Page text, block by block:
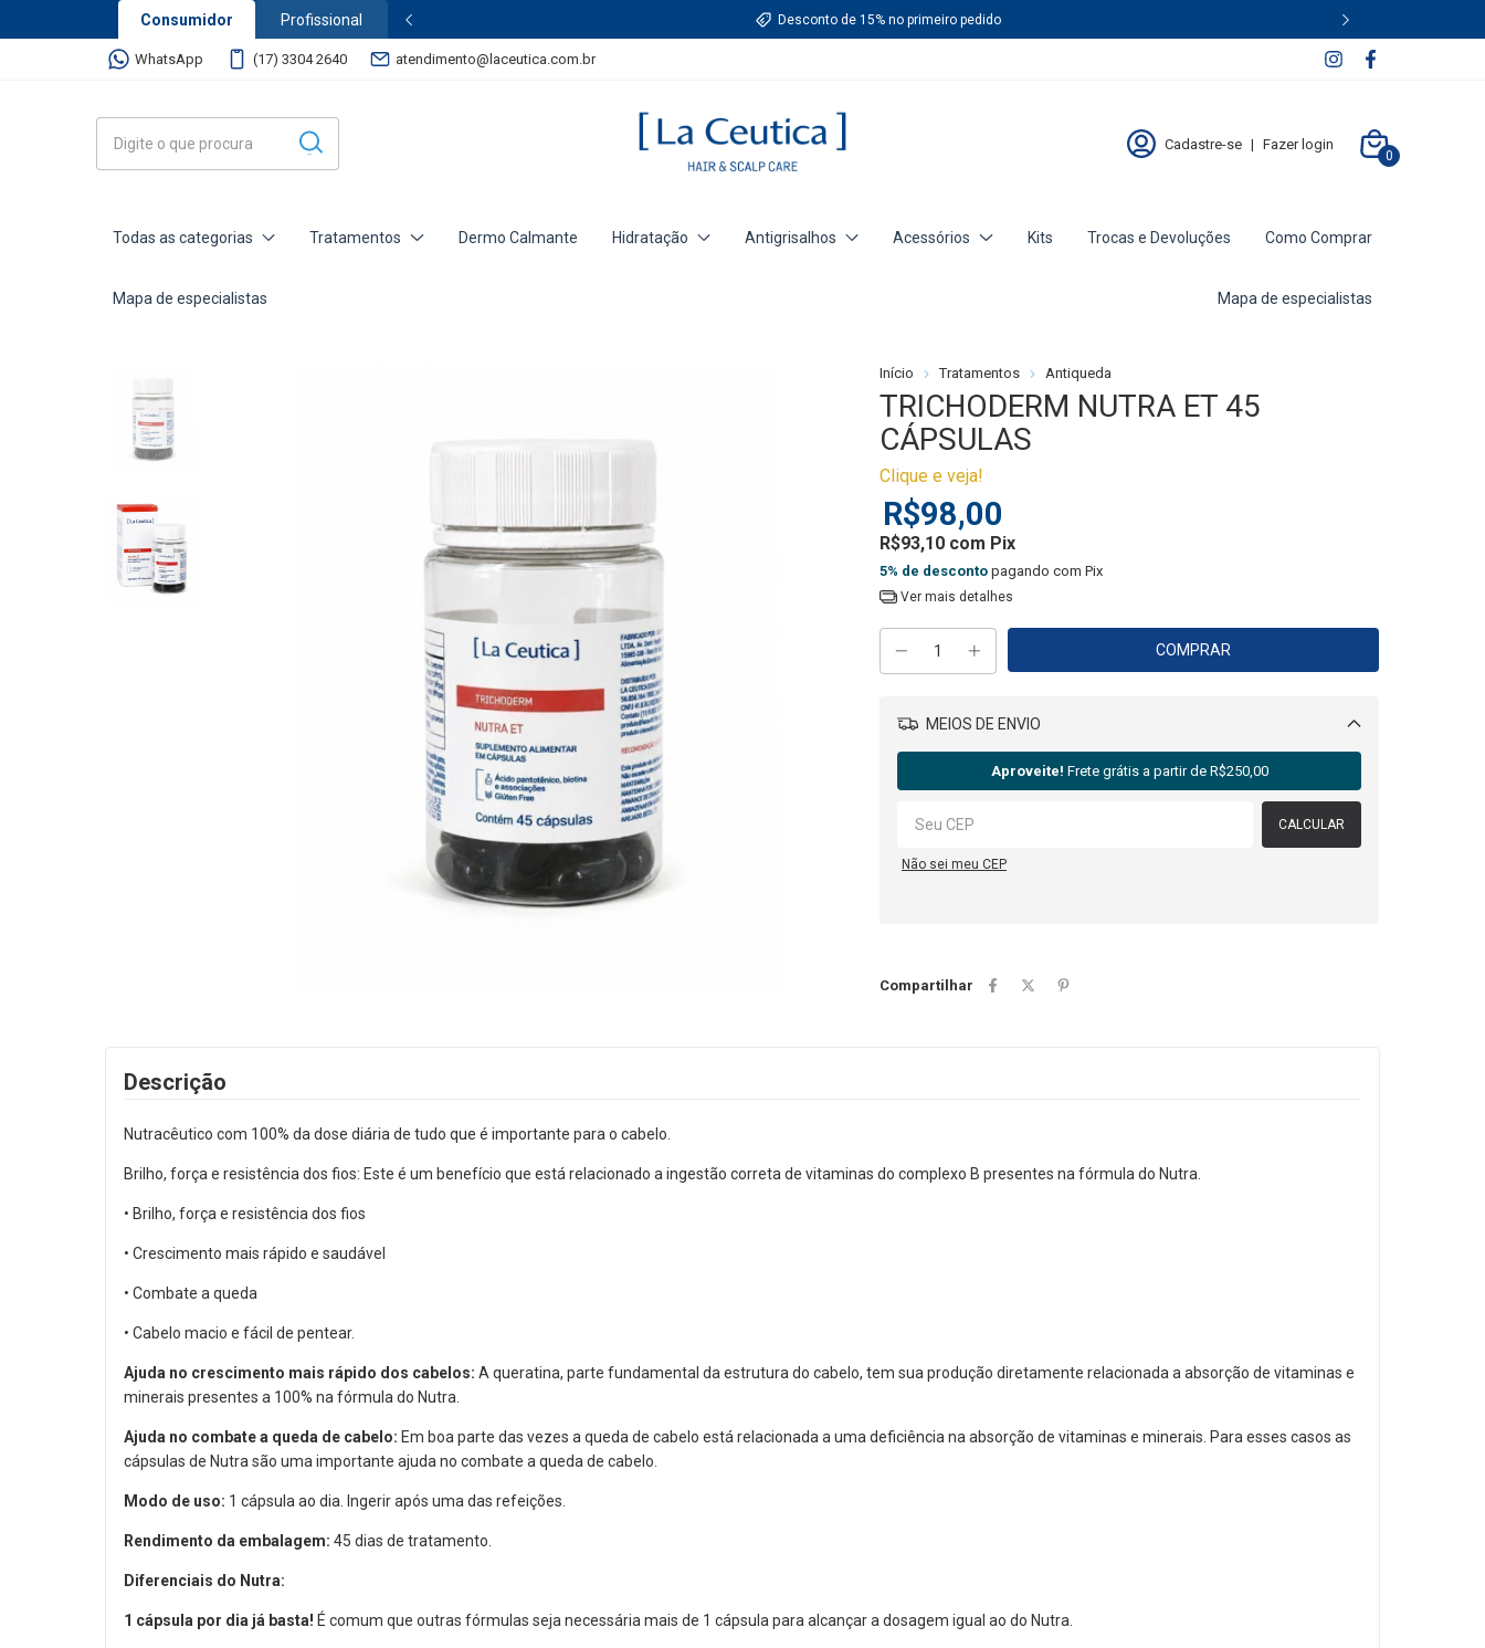
Consumidor Profissional Desconto de 15% no primeiro pedido
WhatsApp (17) 3304 2640 atendimento@laceutica.com.br
Cadastre-se | Fazer login
0
Todas as categorias Tratamentos Dermo Calmante Hidratação Antigrisalhos Acessórios Kits Trocas e Devoluções Como Comprar
Mapa de especialistas Mapa de especialistas
Início Tratamentos Antiqueda
TRICHODERM NUTRA ET 45
CÁPSULAS
Clique e veja!
R$98,00
R$93,10 com Pix
5% de desconto pagando com Pix
Ver mais detalhes
MEIOS DE ENVIO
Aproveite! Frete grátis a partir de R$250,00
CALCULAR
Não sei meu CEP
Compartilhar
Descrição
Nutracêutico com 100% da dose diária de tudo que é importante para o cabelo.
Brilho, força e resistência dos fios: Este é um benefício que está relacionado a ingestão correta de vitaminas do complexo B presentes na fórmula do Nutra.
• Brilho, força e resistência dos fios
• Crescimento mais rápido e saudável
• Combate a queda
• Cabelo macio e fácil de pentear.
Ajuda no crescimento mais rápido dos cabelos: A queratina, parte fundamental da estrutura do cabelo, tem sua produção diretamente relacionada a absorção de vitaminas e
minerais presentes a 100% na fórmula do Nutra.
Ajuda no combate a queda de cabelo: Em boa parte das vezes a queda de cabelo está relacionada a uma deficiência na absorção de vitaminas e minerais. Para esses casos as
cápsulas de Nutra são uma importante ajuda no combate a queda de cabelo.
Modo de uso: 1 cápsula ao dia. Ingerir após uma das refeições.
Rendimento da embalagem: 45 dias de tratamento.
Diferenciais do Nutra:
1 cápsula por dia já basta! É comum que outras fórmulas seja necessária mais de 1 cápsula para alcançar a dosagem igual ao do Nutra.